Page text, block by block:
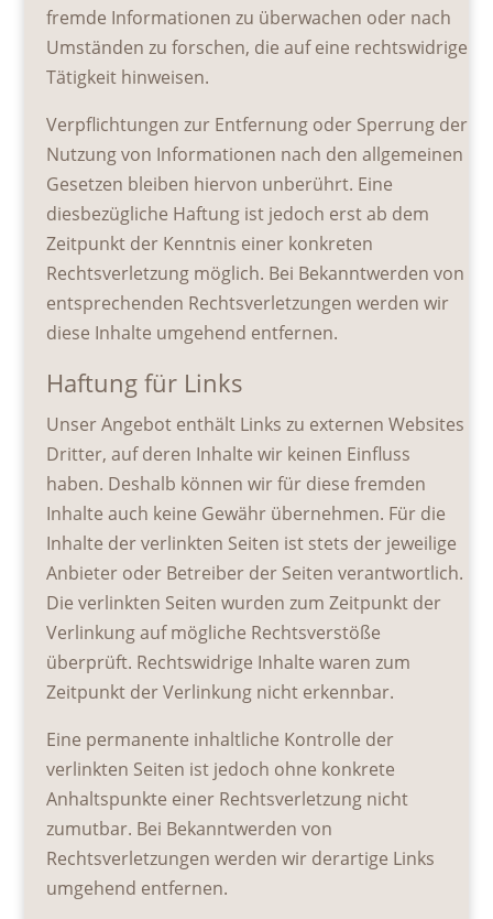
fremde Informationen zu überwachen oder nach
Umständen zu forschen, die auf eine rechtswidrige
Tätigkeit hinweisen.
Verpflichtungen zur Entfernung oder Sperrung der
Nutzung von Informationen nach den allgemeinen
Gesetzen bleiben hiervon unberührt. Eine
diesbezügliche Haftung ist jedoch erst ab dem
Zeitpunkt der Kenntnis einer konkreten
Rechtsverletzung möglich. Bei Bekanntwerden von
entsprechenden Rechtsverletzungen werden wir
diese Inhalte umgehend entfernen.
Haftung für Links
Unser Angebot enthält Links zu externen Websites
Dritter, auf deren Inhalte wir keinen Einfluss
haben. Deshalb können wir für diese fremden
Inhalte auch keine Gewähr übernehmen. Für die
Inhalte der verlinkten Seiten ist stets der jeweilige
Anbieter oder Betreiber der Seiten verantwortlich.
Die verlinkten Seiten wurden zum Zeitpunkt der
Verlinkung auf mögliche Rechtsverstöße
überprüft. Rechtswidrige Inhalte waren zum
Zeitpunkt der Verlinkung nicht erkennbar.
Eine permanente inhaltliche Kontrolle der
verlinkten Seiten ist jedoch ohne konkrete
Anhaltspunkte einer Rechtsverletzung nicht
zumutbar. Bei Bekanntwerden von
Rechtsverletzungen werden wir derartige Links
umgehend entfernen.